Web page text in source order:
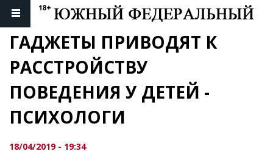
ГАДЖЕТЫ ПРИВОДЯТ К
РАССТРОЙСТВУ
ПОВЕДЕНИЯ У ДЕТЕЙ -
ПСИХОЛОГИ
18/04/2019 - 19:34